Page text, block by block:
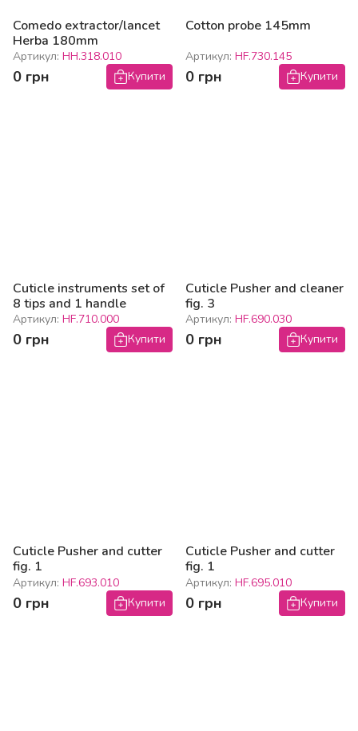
Comedo extractor/lancet
Herba 180mm
Артикул: HH.318.010
0 грн Купити
Cotton probe 145mm
Артикул: HF.730.145
0 грн Купити
Cuticle instruments set of
8 tips and 1 handle
Артикул: HF.710.000
0 грн Купити
Cuticle Pusher and cleaner
fig. 3
Артикул: HF.690.030
0 грн Купити
Cuticle Pusher and cutter
fig. 1
Артикул: HF.693.010
0 грн Купити
Cuticle Pusher and cutter
fig. 1
Артикул: HF.695.010
0 грн Купити